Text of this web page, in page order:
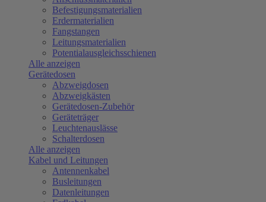
Befestigungsmaterialien
Erdermaterialien
Fangstangen
Leitungsmaterialien
Potentialausgleichsschienen
Alle anzeigen
Gerätedosen
Abzweigdosen
Abzweigkästen
Gerätedosen-Zubehör
Geräteträger
Leuchtenauslässe
Schalterdosen
Alle anzeigen
Kabel und Leitungen
Antennenkabel
Busleitungen
Datenleitungen